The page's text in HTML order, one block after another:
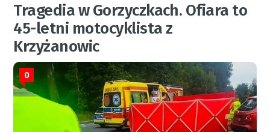
Tragedia w Gorzyczkach. Ofiara to
45-letni motocyklista z
Krzyżanowic
0